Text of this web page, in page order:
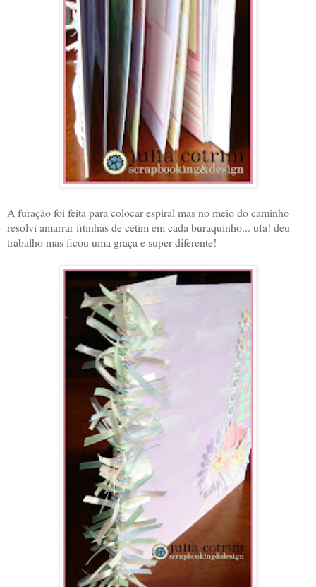
A furação foi feita para colocar espiral mas no meio do caminho
resolvi amarrar fitinhas de cetim em cada buraquinho... ufa! deu
trabalho mas ficou uma graça e super diferente!